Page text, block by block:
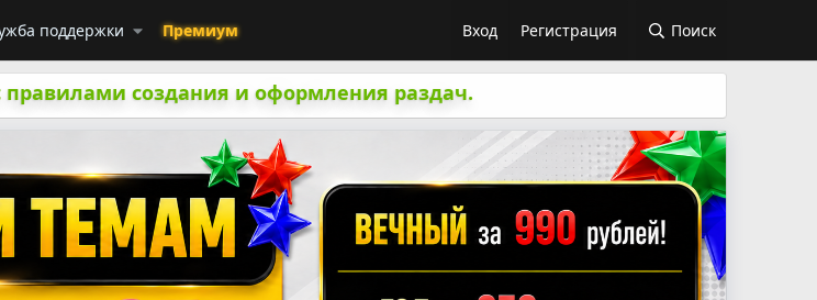
поддержки Премиум Вход Регистрация Поиск
создания и оформления раздач.